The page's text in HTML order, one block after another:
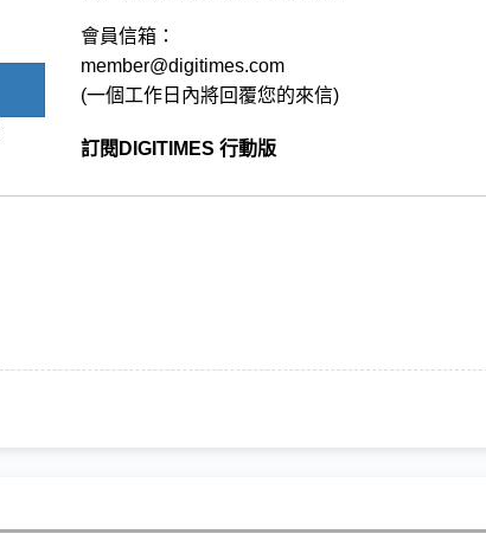
會員信箱：
member@digitimes.com
(一個工作日內將回覆您的來信)
訂閱DIGITIMES 行動版